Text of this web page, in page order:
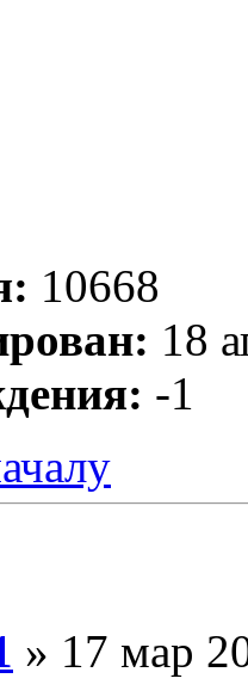
10668
18
-1
» 17 мар